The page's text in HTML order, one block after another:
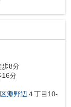
歩8分
16分
淵野辺 ４丁目10-